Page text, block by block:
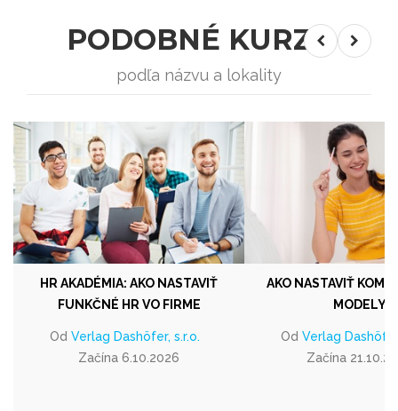
PODOBNÉ KURZY
podľa názvu a lokality
HR AKADÉMIA: AKO NASTAVIŤ
FUNKČNÉ HR VO FIRME
Od Verlag Dashöfer, s.r.o.
Začína 6.10.2026
AKO NASTAVIŤ
MODELY
Od Verlag
Začína